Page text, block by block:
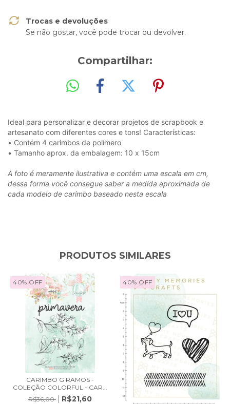
Trocas e devoluções
Se não gostar, você pode trocar ou devolver.
Compartilhar:
Ideal para personalizar e decorar projetos de scrapbook e
artesanato com diferentes cores e tons! Características:
• Contém 4 carimbos de polímero
• Tamanho aprox. da embalagem: 10 x 15cm
A foto é meramente ilustrativa e contém uma escala em cm,
dessa forma você consegue saber a medida aproximada de
cada modelo de carimbo baseado nesta escala
PRODUTOS SIMILARES
40% OFF
CARIMBO G RAMOS -
COLEÇÃO COLORFUL - CAR...
R$36,00
R$21,60
40% OFF